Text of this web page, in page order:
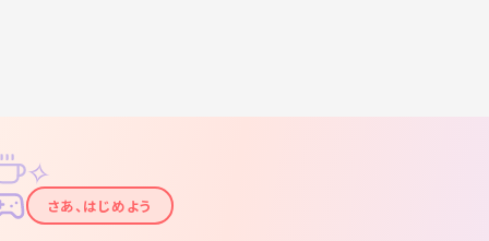
マダミス難民の皆様、
マダミスやったことないけど楽しみたい皆様、
土曜の夜に誰かとお酒を飲みたい皆様、
✦
✧
さあ、はじめよう